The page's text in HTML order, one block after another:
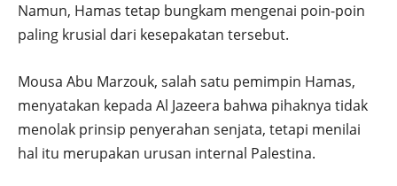
Namun, Hamas tetap bungkam mengenai poin-poin
paling krusial dari kesepakatan tersebut.
Mousa Abu Marzouk, salah satu pemimpin Hamas,
menyatakan kepada Al Jazeera bahwa pihaknya tidak
menolak prinsip penyerahan senjata, tetapi menilai
hal itu merupakan urusan internal Palestina.